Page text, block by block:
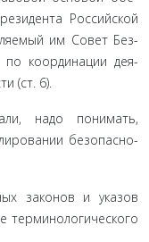
Российской
им Совет Без­
по координации дея­
(ст. 6).
надо понимать,
безопасно­
законов и указов
терминологическо­го